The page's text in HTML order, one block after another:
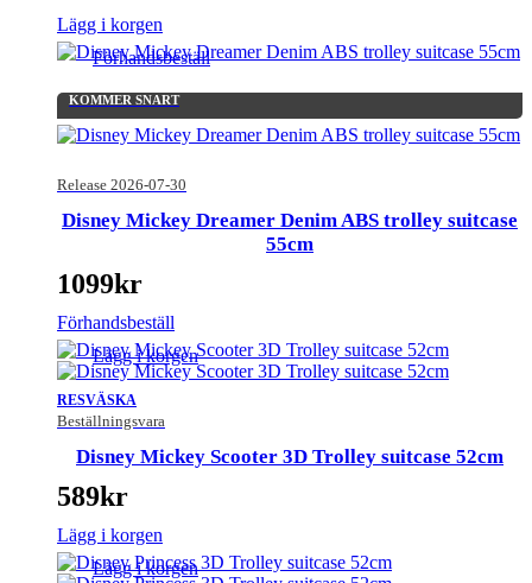
Lägg i korgen
KOMMER SNART
Release 2026-07-30
Förhandsbeställ
Disney Mickey Dreamer Denim ABS trolley suitcase
55cm
1099kr
Förhandsbeställ
RESVÄSKA
Beställningsvara
Lägg i korgen
Disney Mickey Scooter 3D Trolley suitcase 52cm
589kr
Lägg i korgen
Lägg i korgen